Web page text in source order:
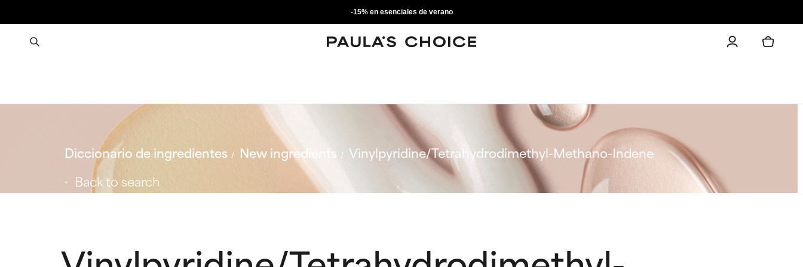
-15% en esenciales de verano
Diccionario de ingredientes New ingredients
Vinylpyridine/Tetrahydrodimethyl-Methano-Indene
Back to search